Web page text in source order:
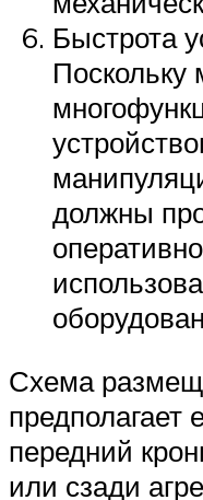
Быстрота
Поскольку
должны
Схема
предполагает
передний
или сзади